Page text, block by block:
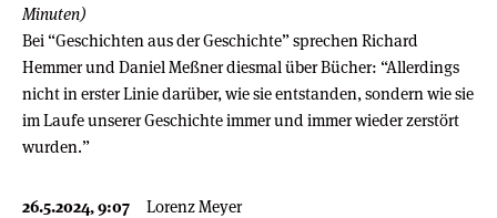
Minuten)
Bei “Geschichten aus der Geschichte” sprechen Richard
Hemmer und Daniel Meßner diesmal über Bücher: “Allerdings
nicht in erster Linie darüber, wie sie entstanden, sondern wie sie
im Laufe unserer Geschichte immer und immer wieder zerstört
wurden.”
26.5.2024, 9:07 Lorenz Meyer